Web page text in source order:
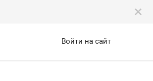
Войти на сайт